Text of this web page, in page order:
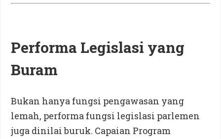
Performa Legislasi yang
Buram
Bukan hanya fungsi pengawasan yang
lemah, performa fungsi legislasi parlemen
juga dinilai buruk. Capaian Program